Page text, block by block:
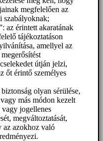
megfelelően az
szabályoknak;
az érintett akaratának
tájékoztatáson
amellyel az
útján jelzi,
őt érintő személyes
biztonság olyan sérülése,
más módon kezelt
vagy jogellenes
megváltoztatását,
az azokhoz való